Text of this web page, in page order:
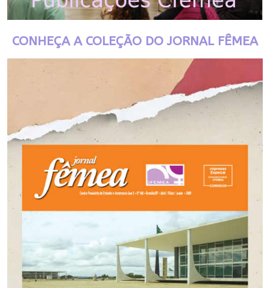
CONHEÇA A COLEÇÃO DO JORNAL FÊMEA